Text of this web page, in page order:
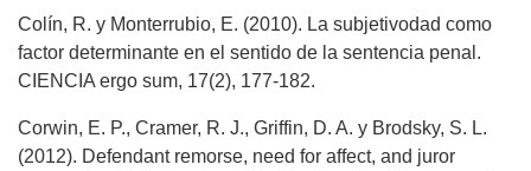
Colín, R. y Monterrubio, E. (2010). La subjetivodad como
factor determinante en el sentido de la sentencia penal.
CIENCIA ergo sum, 17(2), 177-182.
Corwin, E. P., Cramer, R. J., Griffin, D. A. y Brodsky, S. L.
(2012). Defendant remorse, need for affect, and juror